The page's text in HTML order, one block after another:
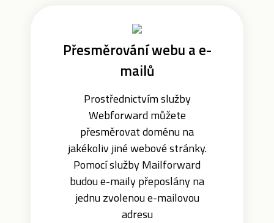
Přesměrování webu a e-
mailů
Prostřednictvím služby
Webforward můžete
přesměrovat doménu na
jakékoliv jiné webové stránky.
Pomocí služby Mailforward
budou e-maily přeposlány na
jednu zvolenou e-mailovou
adresu